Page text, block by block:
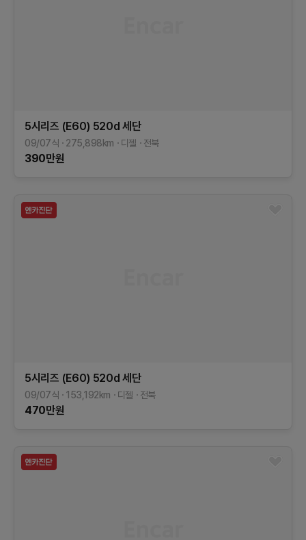
5시리즈 (E60) 520d 세단
09/07식 275,898km 디젤 전북
390만원
5시리즈 (E60) 520d 세단
09/07식 153,192km 디젤 전북
470만원